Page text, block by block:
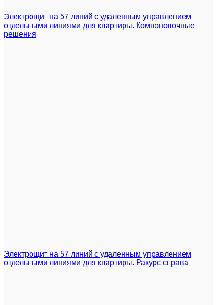
Электрощит на 57 линий с удаленным управлением
отдельными линиями для квартиры. Компоновочные
решения
Электрощит на 57 линий с удаленным управлением
отдельными линиями для квартиры. Ракурс справа